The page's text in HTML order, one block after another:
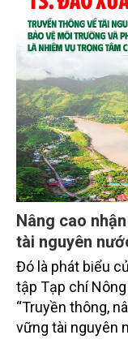
Nâng cao
tài nguyên
Đó là phát biểu
tập Tạp chí
“Truyền thông,
vững tài nguyên